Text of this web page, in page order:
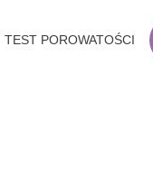
TEST POROWATOŚCI